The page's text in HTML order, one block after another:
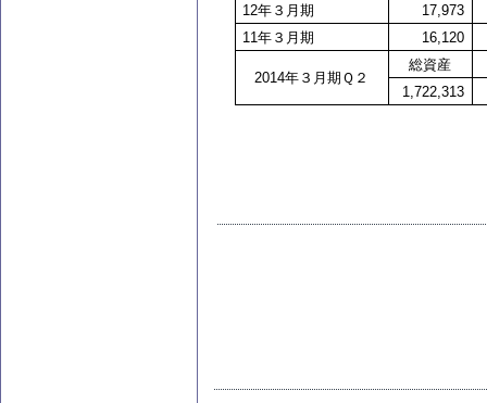
12年３月期
17,973
11年３月期 16,120
2014年３月期Ｑ２
総資産
1,722,313